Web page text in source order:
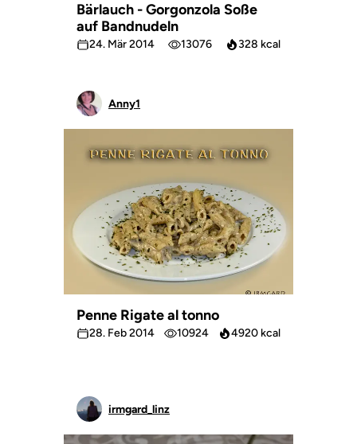
Bärlauch - Gorgonzola Soße
auf Bandnudeln
24. Mär 2014 13076 328 kcal
Anny1
Penne Rigate al tonno
28. Feb 2014 10924 4920 kcal
irmgard_linz